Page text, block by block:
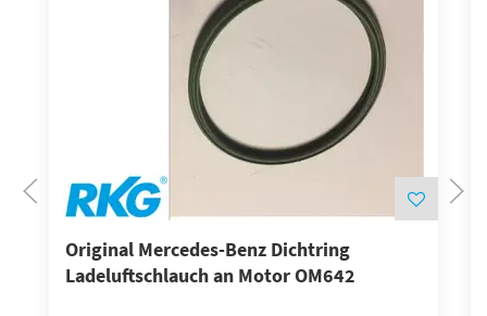
Original Mercedes-Benz Dichtring
Ladeluftschlauch an Motor OM642